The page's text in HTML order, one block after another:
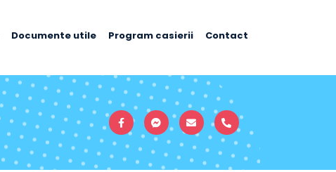
Documente utile Program casierii Contact